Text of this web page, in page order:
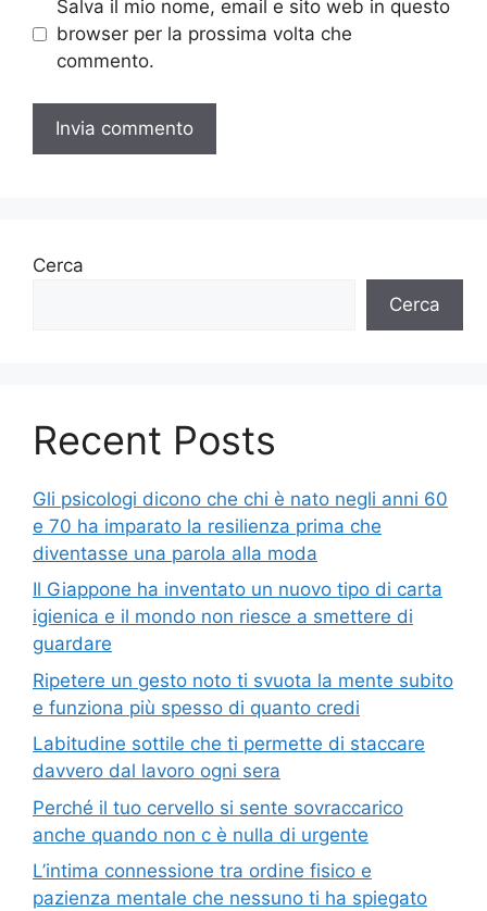
Salva il mio nome, email e sito web in questo
browser per la prossima volta che
commento.
Cerca
Cerca
Recent Posts
Gli psicologi dicono che chi è nato negli anni 60
e 70 ha imparato la resilienza prima che
diventasse una parola alla moda
Il Giappone ha inventato un nuovo tipo di carta
igienica e il mondo non riesce a smettere di
guardare
Ripetere un gesto noto ti svuota la mente subito
e funziona più spesso di quanto credi
Labitudine sottile che ti permette di staccare
davvero dal lavoro ogni sera
Perché il tuo cervello si sente sovraccarico
anche quando non c è nulla di urgente
L’intima connessione tra ordine fisico e
pazienza mentale che nessuno ti ha spiegato